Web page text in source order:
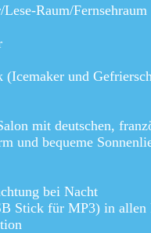
Raum/Fernsehraum
und
mit deutschen,
und bequeme
bei Nacht
Stick für MP3) in allen